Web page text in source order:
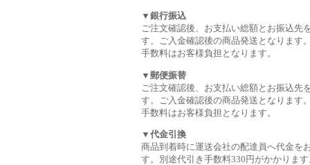
▼銀行振込
ご注文確認後、お支払い総額とお振込先
す。ご入金確認後の商品発送となります
手数料はお客様負担となります。
▼郵便振替
ご注文確認後、お支払い総額とお振込先
す。ご入金確認後の商品発送となります
手数料はお客様負担となります。
▼代金引換
商品到着時に運送会社の配達員へ代金を
す。別途代引き手数料330円がかかりま